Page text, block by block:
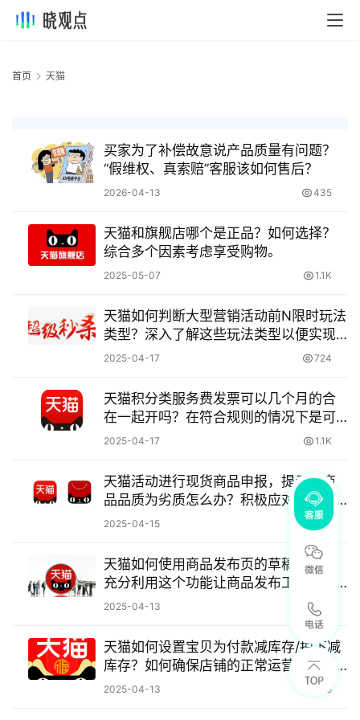
首页 天猫
买家为了补偿故意说产品质量有问题？
“假维权、真索赔”客服该如何售后？
2026-04-13 435
天猫和旗舰店哪个是正品？如何选择？
综合多个因素考虑享受购物。
2025-05-07 1.1K
天猫如何判断大型营销活动前N限时玩法
类型？深入了解这些玩法类型以便实现
自己的目标！
2025-04-17 724
天猫积分类服务费发票可以几个月的合
在一起开吗？在符合规则的情况下是可
以的！
2025-04-17 1.1K
天猫活动进行现货商品申报，提示：商
品品质为劣质怎么办？积极应对努力在
电商竞争中立足才是王道！
2025-04-15 518
天猫如何使用商品发布页的草稿功能？
充分利用这个功能让商品发布工作更加
顺利！
2025-04-13
天猫如何设置宝贝为付款减库存/拍下减
库存？如何确保店铺的正常运营和顾客
的满意度？
2025-04-13 845